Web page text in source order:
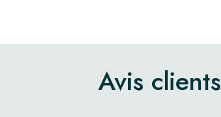
Avis clients